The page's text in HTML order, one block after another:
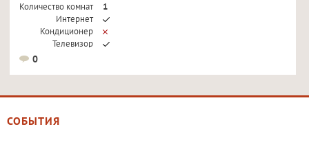
Количество комнат
1
Интернет
Кондиционер
Телевизор
0
СОБЫТИЯ